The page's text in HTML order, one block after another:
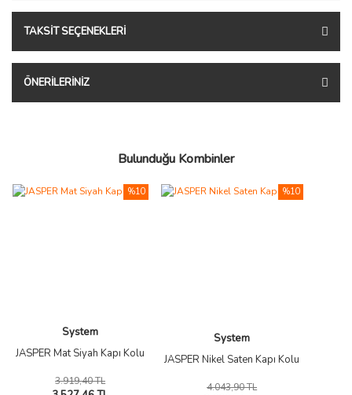
TAKSIT SEÇENEKLERI
ÖNERILERINIZ
Bulunduğu Kombinler
System
JASPER Mat Siyah Kapı Kolu
3.919,40 TL
%10
System
JASPER Nikel Saten Kapı Kolu
4.043,90 TL
%10